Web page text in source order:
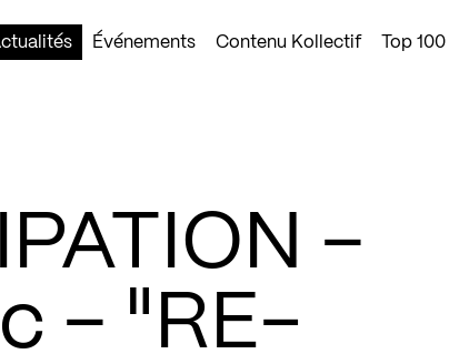
Événements Contenu Kollectif Top 100
–
– "RE-